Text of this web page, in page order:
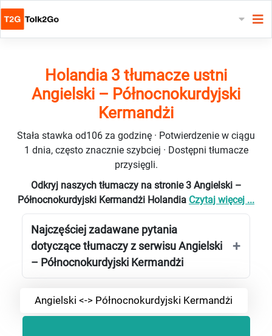
Holandia 3 tłumacze ustni
Angielski – Północnokurdyjski
Kermandżi
Stała stawka od106 za godzinę · Potwierdzenie w ciągu
1 dnia, często znacznie szybciej · Dostępni tłumacze
przysięgli.
Odkryj naszych tłumaczy na stronie 3 Angielski –
Północnokurdyjski Kermandżi Holandia Czytaj więcej ...
Najczęściej zadawane pytania
dotyczące tłumaczy z serwisu Angielski
– Północnokurdyjski Kermandżi
Angielski <-> Północnokurdyjski Kermandżi